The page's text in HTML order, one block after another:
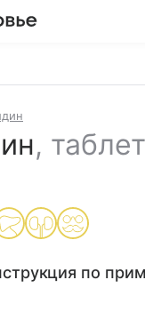
,
по